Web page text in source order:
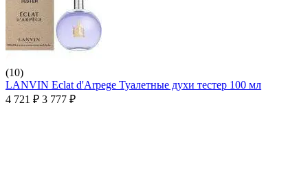
(10)
LANVIN Eclat d'Arpege Туалетные духи тестер 100 мл
4 721 ₽ 3 777 ₽